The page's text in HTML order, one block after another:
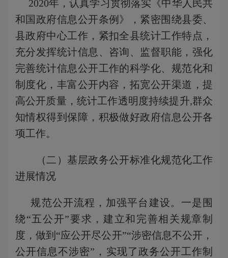
2020年，认真学习贯彻落实《中华人民共
和国政府信息公开条例》，紧密围绕县委、
县政府中心工作，紧扣全县统计工作特点，
充分发挥统计信息、咨询、监督职能，强化
完善统计信息公开工作的科学化、规范化和
制度化，丰富公开内容，拓宽公开渠道，提
高公开质量，统计工作透明度持续提升,群众
知情权得到保障，积极做好政府信息公开各
项工作。
（二）基层政务公开标准化规范化工作
进展情况
规范公开流程，加强平台建设。一是围
绕“五公开”要求，建立和完善相关规章制
度，做到“应公开尽公开”“涉密信息不公开，
公开信息不涉密”，实现了政务公开工作制